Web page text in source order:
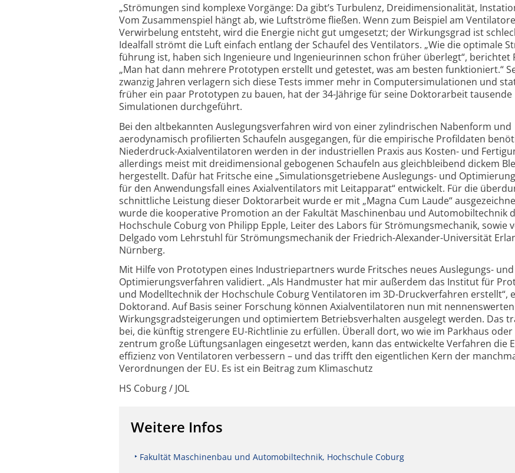
„Strömungen sind komplexe Vorgänge: Da gibt’s Turbulenz, Drei­dimensionalität,
Vom Zusammenspiel hängt ab, wie Luftströme fließen. Wenn zum Beispiel am
Verwirbelung entsteht, wird die Energie nicht gut umgesetzt; der Wirkungsgrad ist
Idealfall strömt die Luft einfach entlang der Schaufel des Ventilators. „Wie die optimale
führung ist, haben sich Ingenieure und Ingenieurinnen schon früher überlegt“, berichtet
„Man hat dann mehrere Prototypen erstellt und getestet, was am besten funktioniert.“
zwanzig Jahren verlagern sich diese Tests immer mehr in Computersimulationen und
früher ein paar Prototypen zu bauen, hat der 34-Jährige für seine Doktorarbeit tausende
Simulationen durchgeführt.
Bei den altbekannten Auslegungsverfahren wird von einer zylindrischen Nabenform und
aerodynamisch profilierten Schaufeln ausgegangen, für die empirische Profildaten
Niederdruck-Axial­ventilatoren werden in der industriellen Praxis aus Kosten- und
allerdings meist mit dreidimensional gebogenen Schaufeln aus gleichbleibend dickem
hergestellt. Dafür hat Fritsche eine „Simulations­getriebene Auslegungs- und
für den Anwendungsfall eines Axial­ventilators mit Leitapparat“ entwickelt. Für die
schnittliche Leistung dieser Doktorarbeit wurde er mit „Magna Cum Laude“
wurde die kooperative Promotion an der Fakultät Maschinenbau und Automobil­technik
Hochschule Coburg von Philipp Epple, Leiter des Labors für Strömung­smechanik, sowie
Delgado vom Lehrstuhl für Strömungsmechanik der Friedrich-Alexander-Universität
Nürnberg.
Mit Hilfe von Prototypen eines Industrie­partners wurde Fritsches neues Auslegungs- und
Optimierungs­verfahren validiert. „Als Handmuster hat mir außerdem das Institut für
und Modelltechnik der Hochschule Coburg Ventilatoren im 3D-Druckverfahren erstellt“,
Doktorand. Auf Basis seiner Forschung können Axial­ventilatoren nun mit nennenswerten
Wirkungsgrad­steigerungen und optimiertem Betriebsverhalten ausgelegt werden. Das
bei, die künftig strengere EU-Richtlinie zu erfüllen. Überall dort, wo wie im Parkhaus
zentrum große Lüftungs­anlagen eingesetzt werden, kann das entwickelte Verfahren die
effizienz von Ventilatoren verbessern – und das trifft den eigentlichen Kern der
Verordnungen der EU. Es ist ein Beitrag zum Klimaschutz
HS Coburg / JOL
Weitere Infos
Fakultät Maschinenbau und Automobiltechnik, Hochschule Coburg